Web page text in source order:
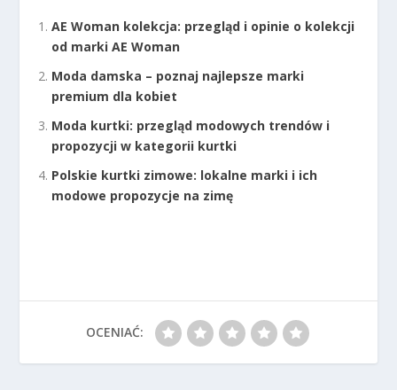
AE Woman kolekcja: przegląd i opinie o kolekcji
od marki AE Woman
Moda damska – poznaj najlepsze marki
premium dla kobiet
Moda kurtki: przegląd modowych trendów i
propozycji w kategorii kurtki
Polskie kurtki zimowe: lokalne marki i ich
modowe propozycje na zimę
OCENIAĆ: